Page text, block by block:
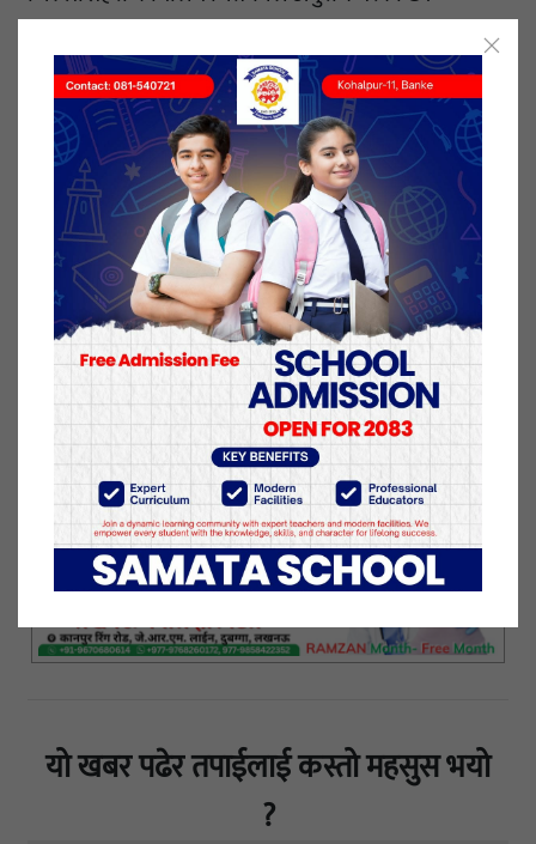
शुक्रबार एक सूचना जारी गर्दै प्रहरी कार्यालयले उक्त
सहकारीले रकम ठगी गरेका र उजुरी दिन छुटेका
निक्षेपकर्ताहरूलाई उजुरी दिन आग्रह गरेको हो।
भरतपुर महानगरपालिका–३ लायन्सचोकमा रहेको
सहकारीको कार्यालय सेवा केन्द्र टाँडी र पर्सा शाखाका
संस्थापक अध्यक्ष, कार्य समितिका पदाधिकारी र व्यवस्थापक
समेतले उक्त सहकारीमा आवद्द रहेका निक्षेपकर्ताहरुको रकम
ठगी गरेकोले ठगी सम्बन्धी कसुरमा जाहेरी परेकाले उनीहरु
विरुद्ध अनुसन्धान भइरहेको प्रहरी कार्यालयका सूचना
अधिकारी एवम् प्रहरी नायव उपरिक्षक श्रीराम भण्डारीले
जानकारी दिए।
१९ माघ २०८०, शुक्रबार प्रकाशित
यो खबर पढेर तपाईलाई कस्तो महसुस भयो
?